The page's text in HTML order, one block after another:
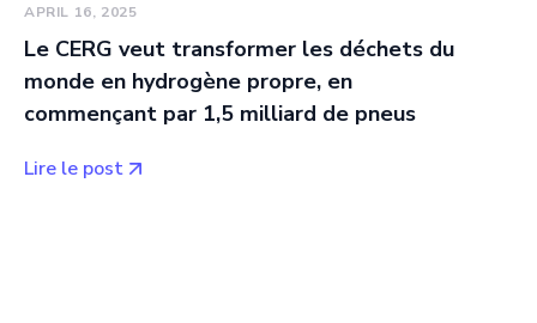
APRIL 16, 2025
Le CERG veut transformer les déchets du
monde en hydrogène propre, en
commençant par 1,5 milliard de pneus
Lire le post